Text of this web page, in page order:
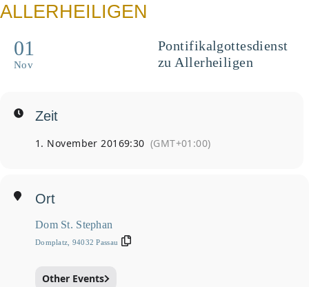
ALLERHEILIGEN
01
Nov
Pontifikalgottesdienst
zu Allerheiligen
Zeit
1. November 20169:30 (GMT+01:00)
Ort
Dom St. Stephan
Domplatz, 94032 Passau
Other Events